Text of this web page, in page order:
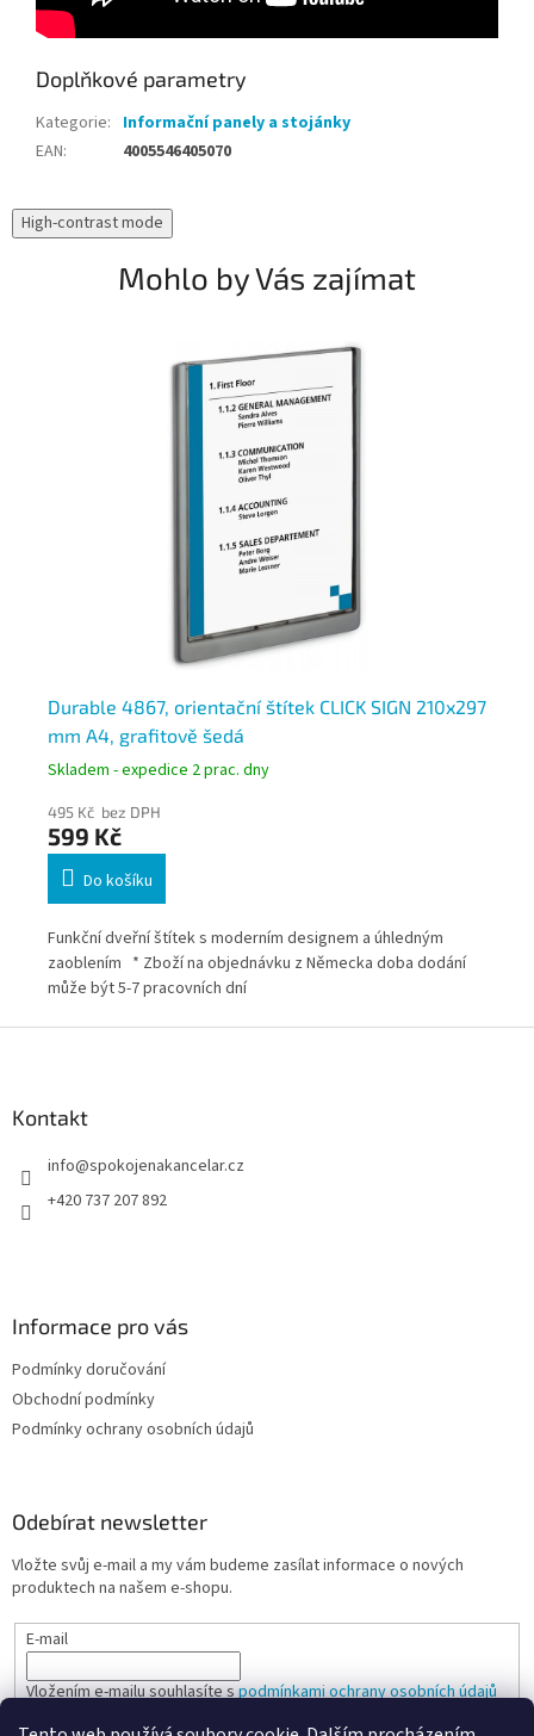
Doplňkové parametry
Kategorie: Informační panely a stojánky
EAN: 4005546405070
High-contrast mode
Mohlo by Vás zajímat
Durable 4867, orientační štítek CLICK SIGN 210x297
mm A4, grafitově šedá
Skladem - expedice 2 prac. dny
495 Kč bez DPH
599 Kč
Do košíku
Funkční dveřní štítek s moderním designem a úhledným
zaoblením * Zboží na objednávku z Německa doba dodání
může být 5-7 pracovních dní
Kontakt
info@spokojenakancelar.cz
+420 737 207 892
Informace pro vás
Podmínky doručování
Obchodní podmínky
Podmínky ochrany osobních údajů
Odebírat newsletter
Vložte svůj e-mail a my vám budeme zasílat informace o nových
produktech na našem e-shopu.
E-mail
Vložením e-mailu souhlasíte spodmínkami ochrany osobních údajů